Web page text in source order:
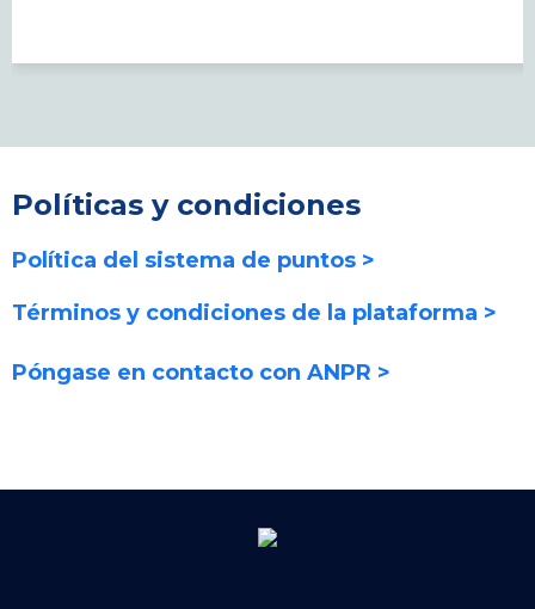
Políticas y condiciones
Política del sistema de puntos >
Términos y condiciones de la plataforma >
Póngase en contacto con ANPR >